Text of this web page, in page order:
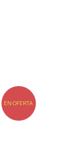
EN OFERTA